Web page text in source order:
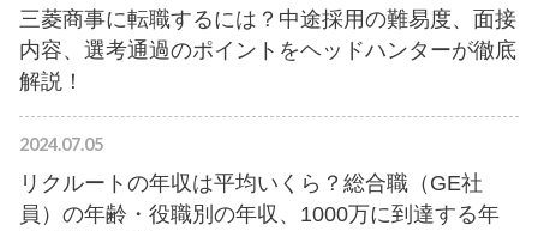
三菱商事に転職するには？中途採用の難易度、面接
内容、選考通過のポイントをヘッドハンターが徹底
解説！
2024.07.05
リクルートの年収は平均いくら？総合職（GE社
員）の年齢・役職別の年収、1000万に到達する年